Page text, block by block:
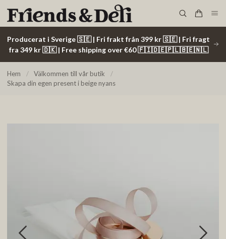
Producerat i Sverige 🇸🇪 | Fri frakt från 399 kr 🇸🇪 | Fri fragt
fra 349 kr 🇩🇰 | Free shipping over €60 🇫🇮🇩🇪🇵🇱🇧🇪🇳🇱
Hem / Välkommen till vår butik
/
Skapa din egen present i beige nyans